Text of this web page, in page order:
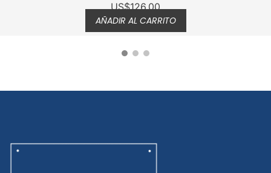
US$126.00
AÑADIR AL CARRITO